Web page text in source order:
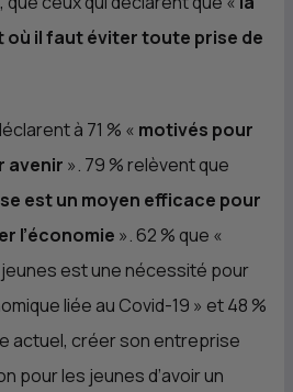
où il faut éviter toute prise de
à 71 % « motivés pour
avenir ». 79 % relèvent que
est un moyen efficace pour
l’économie ». 62 % que «
est une nécessité pour
liée au Covid-19 » et 48 %
actuel, créer son entreprise
pour les jeunes d’avoir un